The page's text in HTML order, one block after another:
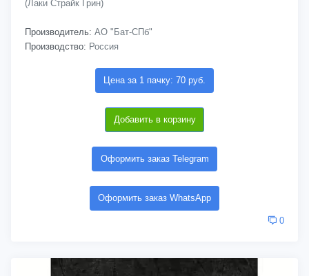
(Лаки Страйк Грин)
Производитель: АО "Бат-СПб"
Производство: Россия
Цена за 1 пачку: 70 руб.
Добавить в корзину
Оформить заказ Telegram
Оформить заказ WhatsApp
0